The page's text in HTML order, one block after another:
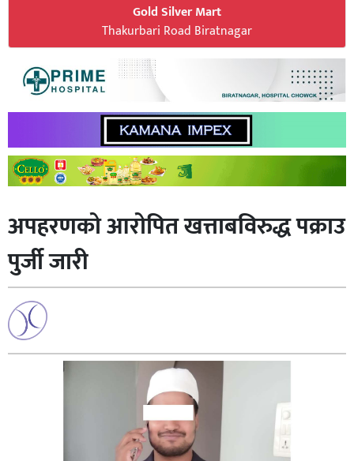
Gold Silver Mart
Thakurbari Road Biratnagar
अपहरणको आराेपित खत्ताबविरुद्ध पक्राउ
पुर्जी जारी